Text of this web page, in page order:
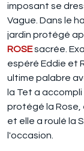
imposant se
Vague. Dans le
jardin protégé
ROSEsacrée.
espéré Eddie et
ultime palabre
la Tet a
protégé la Rose,
et elle a roulé la
l'occasion.